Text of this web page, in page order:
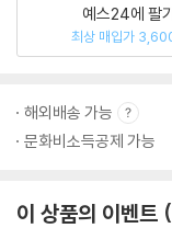
예스24에 팔
최상 매입가
해외배송 가능
문화비소득공제 가능
이 상품의 이벤트